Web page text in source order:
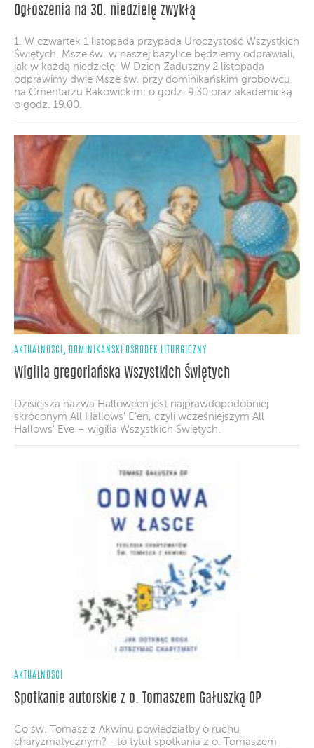
Ogłoszenia na 30. niedzielę zwykłą
1. W czwartek 1 listopada przypada Uroczystość Wszystkich
Świętych. Msze św. w naszej bazylice będziemy odprawiali,
jak w każdą niedzielę. W Dzień Zaduszny 2 listopada
odprawimy dwie Msze św. przy dominikańskim grobowcu
na Cmentarzu Rakowickim: o godz. 9.30 oraz akademicką
o godz. 19.00.
AKTUALNOŚCI , DOMINIKAŃSKI OŚRODEK LITURGICZNY
Wigilia gregoriańska Wszystkich Świętych
Dzisiejsza nazwa Halloween jest najprawdopodobniej
skróconym All Hallows' E’en, czyli wcześniejszym All
Hallows' Eve – wigilia Wszystkich Świętych.
AKTUALNOŚCI
Spotkanie autorskie z o. Tomaszem Gałuszką OP
Co św. Tomasz z Akwinu powiedziałby o ruchu
charyzmatycznym? - to tytuł spotkania z o. Tomaszem